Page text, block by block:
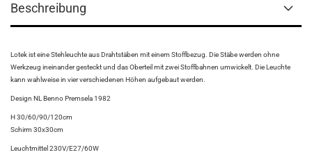
Beschreibung
Lotek ist eine Stehleuchte aus Drahtstäben mit einem Stoffbezug. Die Stäbe werden ohne
Werkzeug ineinander gesteckt und das Oberteil mit zwei Stoffbahnen umwickelt. Die Leuchte
kann wahlweise in vier verschiedenen Höhen aufgebaut werden.
Design NL Benno Premsela 1982
H 30/60/90/120cm
Schirm 30x30cm
Leuchtmittel 230V/E27/60W